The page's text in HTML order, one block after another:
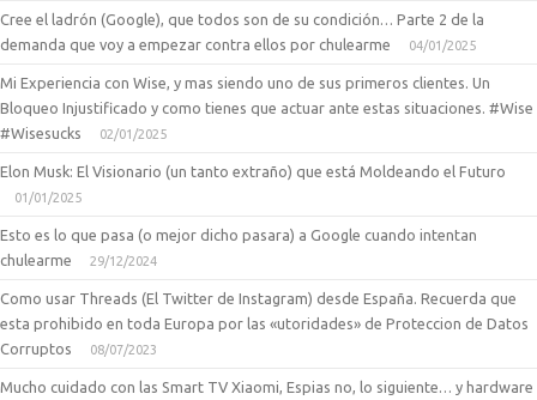
Cree el ladrón (Google), que todos son de su condición… Parte 2 de la
demanda que voy a empezar contra ellos por chulearme
04/01/2025
Mi Experiencia con Wise, y mas siendo uno de sus primeros clientes. Un
Bloqueo Injustificado y como tienes que actuar ante estas situaciones. #Wise
#Wisesucks
02/01/2025
Elon Musk: El Visionario (un tanto extraño) que está Moldeando el Futuro
01/01/2025
Esto es lo que pasa (o mejor dicho pasara) a Google cuando intentan
chulearme
29/12/2024
Como usar Threads (El Twitter de Instagram) desde España. Recuerda que
esta prohibido en toda Europa por las «utoridades» de Proteccion de Datos
Corruptos
08/07/2023
Mucho cuidado con las Smart TV Xiaomi, Espias no, lo siguiente… y hardware